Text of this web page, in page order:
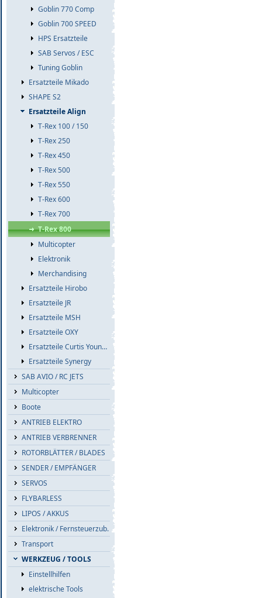
Goblin 770 Comp
Goblin 700 SPEED
HPS Ersatzteile
SAB Servos / ESC
Tuning Goblin
Ersatzteile Mikado
SHAPE S2
Ersatzteile Align
T-Rex 100 / 150
T-Rex 250
T-Rex 450
T-Rex 500
T-Rex 550
T-Rex 600
T-Rex 700
T-Rex 800
Multicopter
Elektronik
Merchandising
Ersatzteile Hirobo
Ersatzteile JR
Ersatzteile MSH
Ersatzteile OXY
Ersatzteile Curtis Youngblood
Ersatzteile Synergy
SAB AVIO / RC JETS
Multicopter
Boote
ANTRIEB ELEKTRO
ANTRIEB VERBRENNER
ROTORBLÄTTER / BLADES
SENDER / EMPFÄNGER
SERVOS
FLYBARLESS
LIPOS / AKKUS
Elektronik / Fernsteuerzub.
Transport
WERKZEUG / TOOLS
Einstellhilfen
elektrische Tools